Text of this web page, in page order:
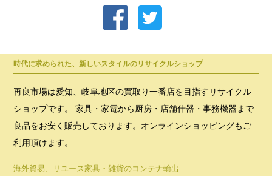
時代に求められた、新しいスタイルのリサイクルショップ
再良市場は愛知、岐阜地区の買取り一番店を目指すリサイクル
ショップです。 家具・家電から厨房・店舗什器・事務機器まで
良品をお安く販売しております。オンラインショッピングもご
利用頂けます。
海外貿易、リユース家具・雑貨のコンテナ輸出